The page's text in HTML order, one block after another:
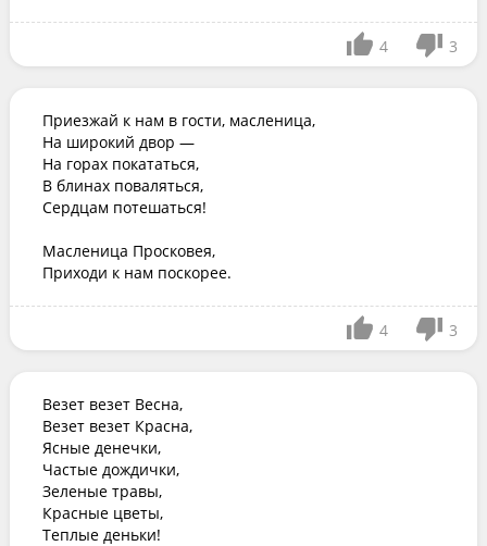
4 3
Приезжай к нам в гости, масленица,
На широкий двор —
На горах покататься,
В блинах поваляться,
Сердцам потешаться!
Масленица Просковея,
Приходи к нам поскорее.
4 3
Везет везет Весна,
Везет везет Красна,
Ясные денечки,
Частые дождички,
Зеленые травы,
Красные цветы,
Теплые деньки!